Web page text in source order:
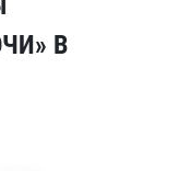
В